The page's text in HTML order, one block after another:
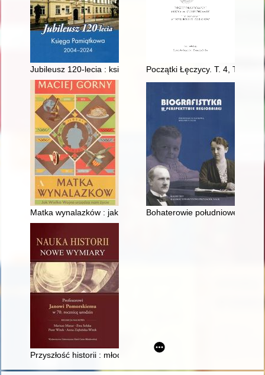
Jubileusz 120-lecia : księga pamiątkowa : 2004-2024
Początki Łęczycy. T. 4, The
Matka wynalazków : jak Wielka Wojna urządza nam życie
Bohaterowie południowego
Przyszłość historii : młode pokolenie o sobie